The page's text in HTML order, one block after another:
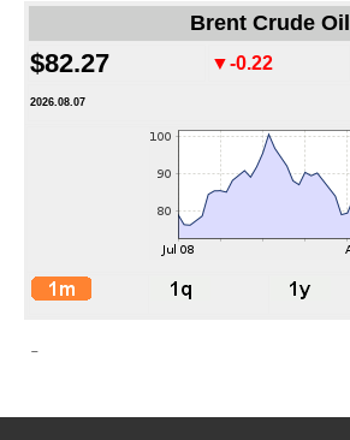
Brent Crude Oil
$82.27 ▼-0.22
2026.08.07
-